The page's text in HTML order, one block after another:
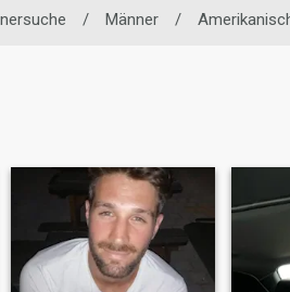
/ Männer /